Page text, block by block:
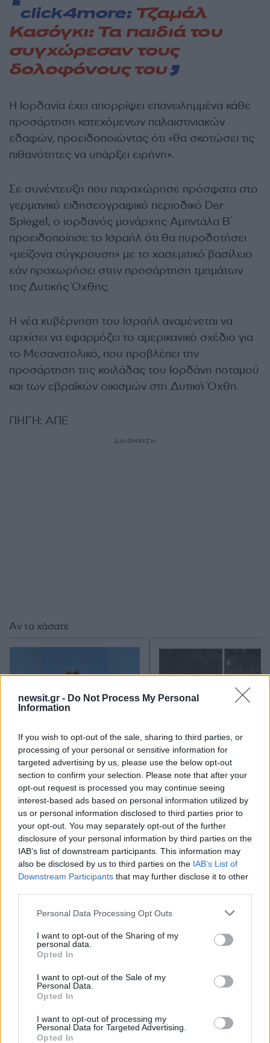
newsit.gr - Do Not Process My Personal
Information
If you wish to opt-out of the sale, sharing to third parties, or
processing of your personal or sensitive information for
targeted advertising by us, please use the below opt-out
section to confirm your selection. Please note that after your
opt-out request is processed you may continue seeing
interest-based ads based on personal information utilized by
us or personal information disclosed to third parties prior to
your opt-out. You may separately opt-out of the further
disclosure of your personal information by third parties on the
IAB’s list of downstream participants. This information may
also be disclosed by us to third parties on the IAB’s List of
Downstream Participants that may further disclose it to other
Please note that this website/app uses one or more Google
not limited to your visit or usage behaviour. You may click to
grant or deny consent to Google and its third-party tags to
use your data for below specified purposes in below Google
consent section.
Personal Data Processing Opt Outs
I want to opt-out of the Sharing of my
personal data.
Opted In
I want to opt-out of the Sale of my
Personal Data.
Opted In
I want to opt-out of processing my
Personal Data for Targeted Advertising.
Opted In
click4more: Τζαμάλ
Κασόγκι: Τα παιδιά του
συγχώρεσαν τους
δολοφόνους του
Η Ιορδανία έχει απορρίψει επανειλημμένα κάθε
προσάρτηση κατεχόμενων παλαιστινιακών
εδαφών, προειδοποιώντας ότι «θα σκοτώσει τις
πιθανότητες να υπάρξει ειρήνη».
Σε συνέντευξη που παραχώρησε πρόσφατα στο
γερμανικό ειδησεογραφικό περιοδικό Der
Spiegel, ο ιορδανός μονάρχης Αμπντάλα Β΄
προειδοποίησε το Ισραήλ ότι θα πυροδοτήσει
«μείζονα σύγκρουση» με το χασεμιτικό βασίλειο
εάν προχωρήσει στην προσάρτηση τμημάτων
της Δυτικής Όχθης.
Η νέα κυβέρνηση του Ισραήλ αναμένεται να
αρχίσει να εφαρμόζει το αμερικανικό σχέδιο για
το Μεσανατολικό, που προβλέπει την
προσάρτηση της κοιλάδας του Ιορδάνη ποταμού
και των εβραϊκών οικισμών στη Δυτική Όχθη.
ΠΗΓΗ: ΑΠΕ
ΔΙΑΦΗΜΙΣΗ
Σχόλια
Σχολίασε εδώ
Αν τα χάσατε
«Αφιέρωσε τη ζωή της στο
να βοηθά ανθρώπους που
είχαν ανάγκη» - Η πρώτη
δήλωση της οικογένειας
της 38χρονης Λίζα που
βρέθηκε νεκρή στην
Κυψέλη
Πρόσκρουση
SpaceX στη Σελήνη:
εικόνες πριν και